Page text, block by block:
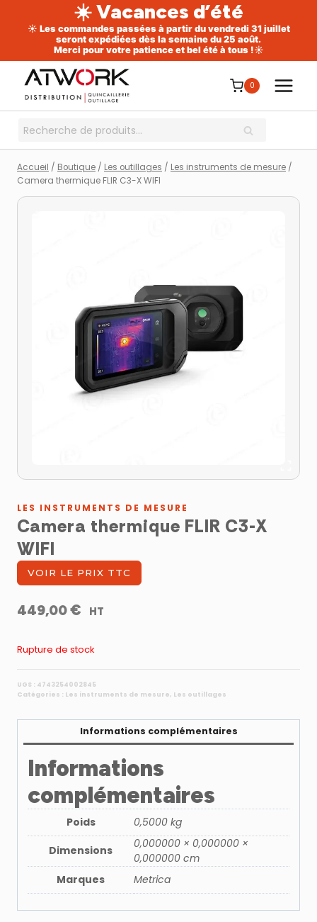
☀️ Vacances d’été
☀️ Les commandes passées à partir du vendredi 31 juillet
seront expédiées dès la semaine du 25 août.
Merci pour votre patience et bel été à tous !☀️
contenu
0
Recherche
RECHERCHE
Accueil / Boutique / Les outillages / Les instruments de mesure /
Camera thermique FLIR C3-X WIFI
LES INSTRUMENTS DE MESURE
Camera thermique FLIR C3-X
WIFI
VOIR LE PRIX TTC
449,00€ HT
Rupture de stock
UGS : 4743254002845
Catégories : Les instruments de mesure, Les outillages
Informations complémentaires
Informations
complémentaires
Poids
0,5000 kg
Dimensions
0,000000 × 0,000000 ×
0,000000 cm
Marques
Metrica